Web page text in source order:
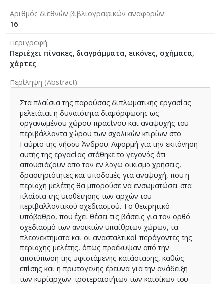
Αριθμός διεθνών βιβλιογραφικών αναφορών
16
Περιγραφή
Περιέχει πίνακες, διαγράμματα, εικόνες, σχήματα,
χάρτες.
Περίληψη (Abstract)
Στα πλαίσια της παρούσας διπλωματικής εργασίας
μελετάται η δυνατότητα διαμόρφωσης ως
οργανωμένου χώρου πρασίνου και αναψυχής του
περιβάλλοντα χώρου των σχολικών κτιρίων στο
Γαύριο της νήσου Άνδρου. Αφορμή για την εκπόνηση
αυτής της εργασίας στάθηκε το γεγονός ότι
απουσιάζουν από τον εν λόγω οικισμό χρήσεις,
δραστηριότητες και υποδομές για αναψυχή, που η
περιοχή μελέτης θα μπορούσε να ενσωματώσει στα
πλαίσια της υιοθέτησης των αρχών του
περιβαλλοντικού σχεδιασμού. Το θεωρητικό
υπόβαθρο, που έχει θέσει τις βάσεις για τον ορθό
σχεδιασμό των ανοικτών υπαίθριων χώρων, τα
πλεονεκτήματα και οι ανασταλτικοί παράγοντες της
περιοχής μελέτης, όπως προέκυψαν από την
αποτύπωση της υφιστάμενης κατάστασης, καθώς
επίσης και η πρωτογενής έρευνα για την ανάδειξη
των κυρίαρχων προτεραιοτήτων των κατοίκων του